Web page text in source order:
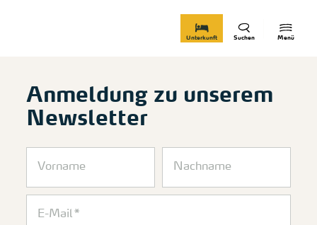
Menü
Suchen
Unterkunft
Anmeldung zu unserem
Newsletter